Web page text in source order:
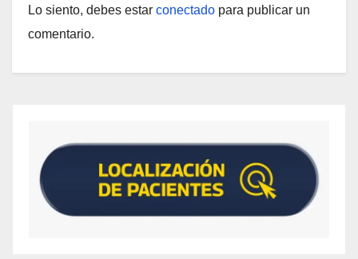
Lo siento, debes estar conectado para publicar un
comentario.